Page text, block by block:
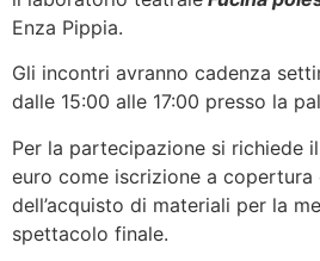
Enza Pippia.
Gli incontri avranno cadenza
dalle 15:00 alle 17:00 presso la
Per la partecipazione si richiede
euro come iscrizione a copertura
dell’acquisto di materiali per la
spettacolo finale.